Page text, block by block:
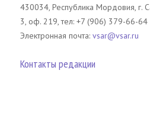
430034, Республика Мордовия, г.
3, оф. 219, тел: +7 (906) 379-66-64
Электронная почта: vsar@vsar.ru
Контакты редакции